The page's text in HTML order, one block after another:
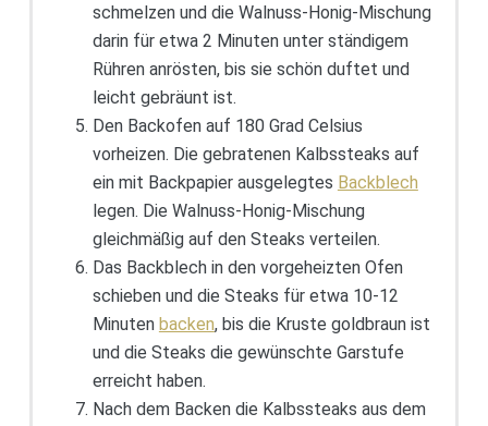
schmelzen und die Walnuss-Honig-Mischung
darin für etwa 2 Minuten unter ständigem
Rühren anrösten, bis sie schön duftet und
leicht gebräunt ist.
Den Backofen auf 180 Grad Celsius
vorheizen. Die gebratenen Kalbssteaks auf
ein mit Backpapier ausgelegtes Backblech
legen. Die Walnuss-Honig-Mischung
gleichmäßig auf den Steaks verteilen.
Das Backblech in den vorgeheizten Ofen
schieben und die Steaks für etwa 10-12
Minuten backen, bis die Kruste goldbraun ist
und die Steaks die gewünschte Garstufe
erreicht haben.
Nach dem Backen die Kalbssteaks aus dem